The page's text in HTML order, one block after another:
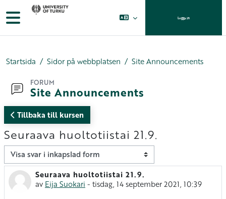
Gå direkt till huvudinnehåll
Sidopanel Logga in
Startsida Sidor på webbplatsen Site Announcements
FORUM
Site Announcements
Tillbaka till kursen
Seuraava huoltotiistai 21.9.
Visningsläge
Seuraava huoltotiistai 21.9.
av Eija Suokari - tisdag, 14 september 2021, 10:39
Antal svar: 0